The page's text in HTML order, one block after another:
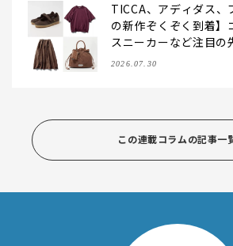
TICCA、アディダス
の新作ぞくぞく到着】
スニーカーなど注目の
チェック！
2026.07.30
この連載コラムの記事一